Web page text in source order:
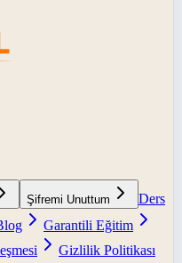
Şifremi Unuttum
Ders
Garantili Eğitim
Gizlilik Politikası